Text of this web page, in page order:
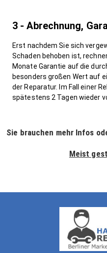
3 - Abrechnung,
Erst nachdem Sie sich
Schaden behoben ist,
Monate Garantie auf die
besonders großen Wert auf
der Reparatur. Im Fall einer
spätestens 2 Tagen wieder
Sie brauchen mehr Infos
Meist